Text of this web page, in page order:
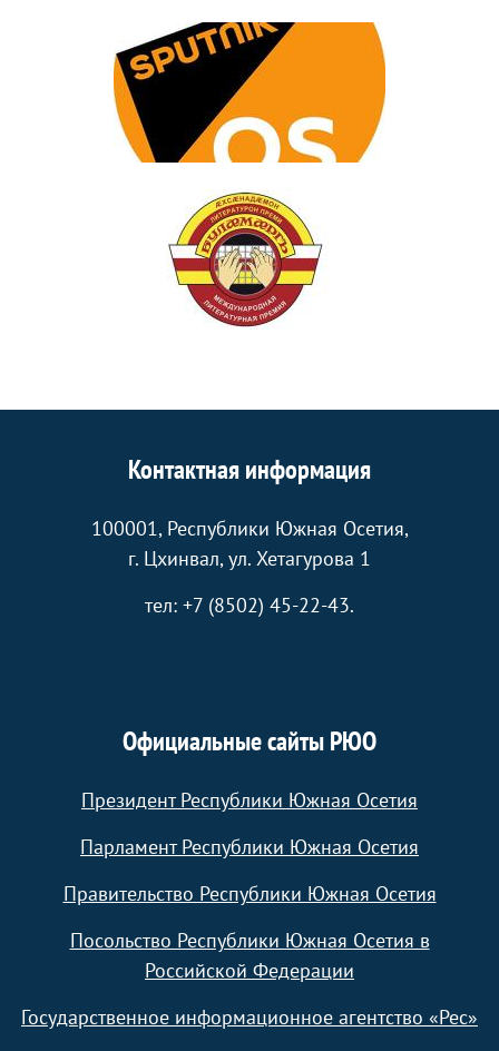
Контактная информация
100001, Республики Южная Осетия,
г. Цхинвал, ул. Хетагурова 1
тел: +7 (8502) 45-22-43.
Официальные сайты РЮО
Президент Республики Южная Осетия
Парламент Республики Южная Осетия
Правительство Республики Южная Осетия
Посольство Республики Южная Осетия в
Российской Федерации
Государственное информационное агентство «Рес»